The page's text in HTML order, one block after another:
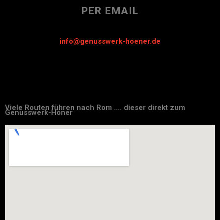
PER EMAIL
info@genusswerk-hoener.de
Viele Routen führen nach Rom .... dieser direkt zum
Genusswerk-Höner